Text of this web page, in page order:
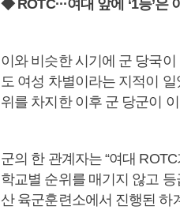
◆ ROTC···여대 앞에 ‘1등’은
이와 비슷한 시기에 군 당국
도 여성 차별이라는 지적이
위를 차지한 이후 군 당군이
군의 한 관계자는 “여대
학교별 순위를 매기지 않고
산 육군훈련소에서 진행된 하